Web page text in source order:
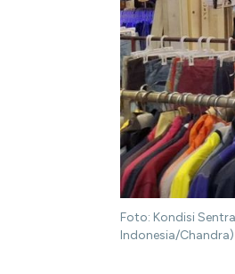
Foto: Kondisi
Indonesia/Chandra)